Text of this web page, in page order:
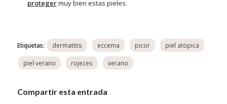
protegermuy bien estas pieles.
Etiquetas:
Compartir esta entrada